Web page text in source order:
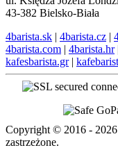
43-382 Bielsko-Biała
4barista.sk | 4barista.cz |
4barista.com | 4barista.hr|
kafesbarista.gr|
Copyright © 2016 -
zastrzeżone.